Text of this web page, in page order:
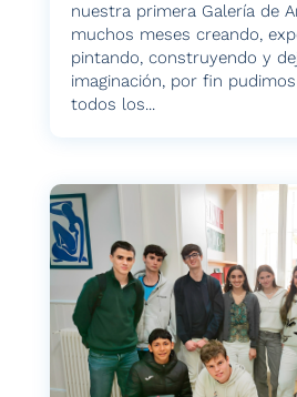
nuestra primera Galería de
muchos meses creando,
pintando, construyendo y
imaginación, por fin
todos los...